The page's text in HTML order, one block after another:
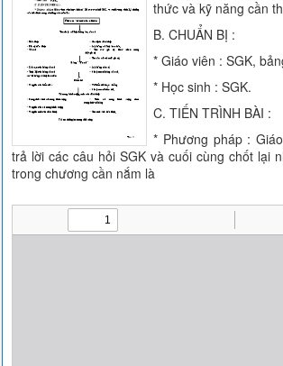
thức và kỹ năng cần
B. CHUẨN BỊ :
* Giáo viên : SGK,
* Học sinh : SGK.
C. TIẾN TRÌNH BÀI :
* Phương pháp :
trả lời các câu hỏi SGK và cuối cùng chốt lại
trong chương cần nắm là